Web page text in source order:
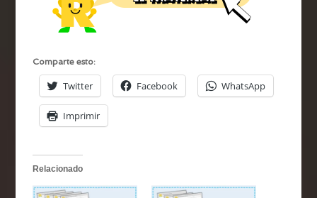
Comparte esto:
Twitter Facebook WhatsApp
Imprimir
Relacionado